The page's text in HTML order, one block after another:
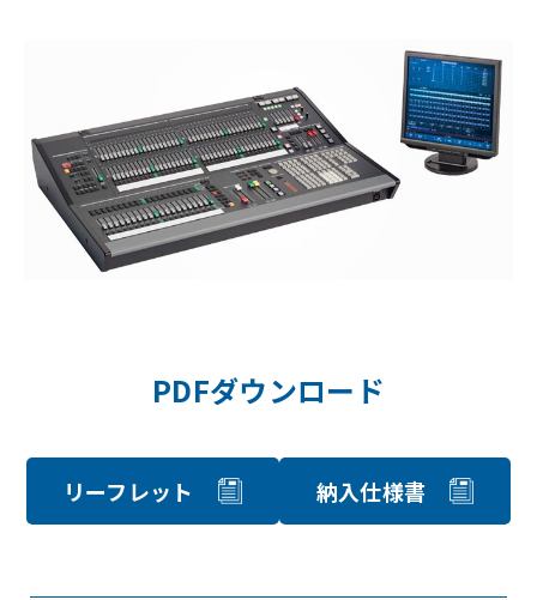
PDFダウンロード
リーフレット 納入仕様書